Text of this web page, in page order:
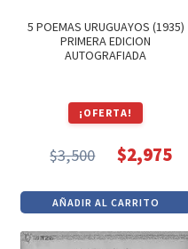
5 POEMAS URUGUAYOS (1935)
PRIMERA EDICION
AUTOGRAFIADA
¡OFERTA!
$3,500
precio
original
era:
$2,975
precio
actual
es:
AÑADIR AL CARRITO